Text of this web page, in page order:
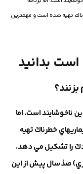
تهيه شده است و مهمترين
بدانيد
ناخوشايند است. اما
خطرناك تهيه
را تشكيل مي دهد.
صذ سال پيش از اين